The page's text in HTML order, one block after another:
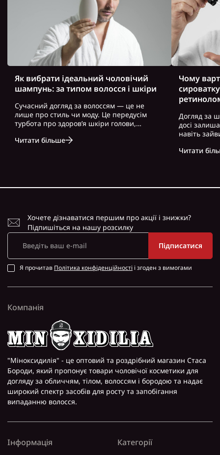
Як вибрати ідеальний чоловічий
шампунь: за типом волосся і шкіри
Сучасний догляд за волоссям — це не
лише про стиль чи моду. Це передусім
турбота про здоров’я шкіри голови,
актуально для чоловіків, які часто
Читати більше
Чому
Догляд за
досі
навіть
косметику.
Читати
Хочете дізнаватися першим про акції і знижки?
Підпишіться на нашу розсилку
Підписатися
Я прочитав Політика конфіденційності і згоден з вимогами
Компанія
"Міноксидилія" - це оптовий та роздрібний магазин Стаса
Бороди, який пропонує товари чоловічої косметики для
догляду за обличчям, тілом, волоссям і бородою та надає
широкий спектр засобів для росту та запобігання
випаданню волосся.
Інформація Категорії